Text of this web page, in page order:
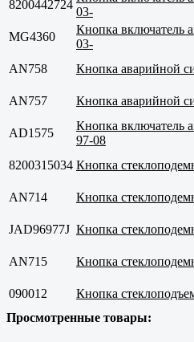
8200442724
03-
MG4360
Кнопка включатель
03-
AN758
Кнопка аварийной
AN757
Кнопка аварийной
AD1575
Кнопка включатель
97-08
8200315034 Кнопка
AN714
Кнопка
JAD96977J Кнопка
AN715
Кнопка
090012
Кнопка
Просмотренные товары: